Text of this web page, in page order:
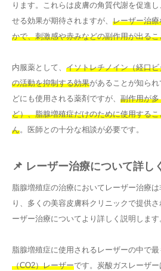
ります。これらは皮膚の角質代謝を促進
せる効果が期待されますが、 レーザー治
かで、刺激感や赤みなどの副作用が出る
内服薬として、 イソトレチノイン（経口
の活動を抑制する効果があることが知ら
どにも使用される薬剤ですが、 副作用が
ど）、脂腺増殖症だけのために使用する
ん。医師との十分な相談が必要です。
📌 レーザー治療について詳し
脂腺増殖症の治療においてレーザー治療
り、多くの美容皮膚科クリニックで提供
ーザー治療についてより詳しく説明します
脂腺増殖症に使用されるレーザーの中で最
（CO2）レーザーです。炭酸ガスレーザ